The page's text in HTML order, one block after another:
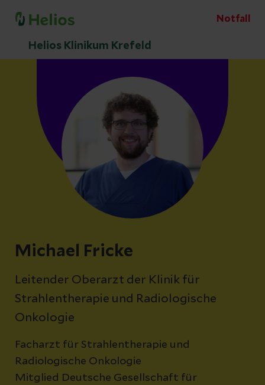
Notfall
Helios Klinikum Krefeld
Michael Fricke
Leitender Oberarzt der Klinik für
Strahlentherapie und Radiologische
Onkologie
Facharzt für Strahlentherapie und
Radiologische Onkologie
Mitglied Deutsche Gesellschaft für